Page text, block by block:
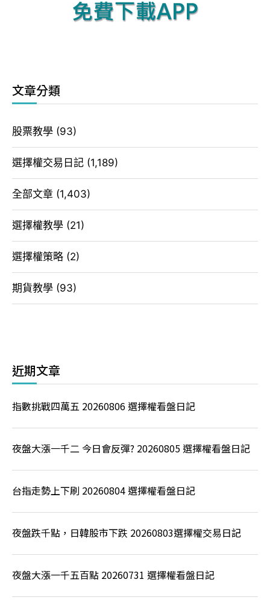
文章分類
股票教學 (93)
選擇權交易日記 (1,189)
全部文章 (1,403)
選擇權教學 (21)
選擇權策略 (2)
期貨教學 (93)
近期文章
指數挑戰四萬五 20260806 選擇權看盤日記
夜盤大漲一千二 今日會反彈? 20260805 選擇權看盤日記
台指走勢上下刷 20260804 選擇權看盤日記
夜盤跌千點，日韓股市下跌 20260803選擇權交易日記
夜盤大漲一千五百點 20260731 選擇權看盤日記